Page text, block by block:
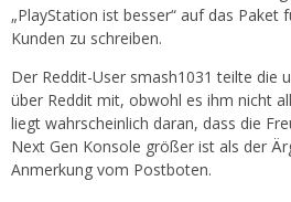
„PlayStation ist besser“ auf das Paket
Kunden zu schreiben.
Der Reddit-User smash1031 teilte die
über Reddit mit, obwohl es ihm nicht
liegt wahrscheinlich daran, dass die
Next Gen Konsole größer ist als der
Anmerkung vom Postboten.